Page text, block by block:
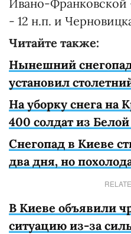
Ивано-Франковской
- 12 н.п. и
Читайте также:
Нынешний
установил
На уборку снега на
400 солдат из
Снегопад в Киеве
два дня, но
В Киеве объявили
ситуацию из-за